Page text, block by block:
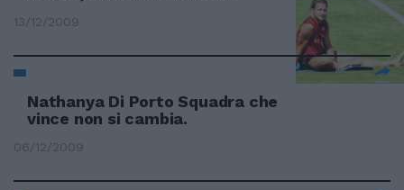
13/12/2009
Nathanya Di Porto Squadra che
vince non si cambia.
06/12/2009